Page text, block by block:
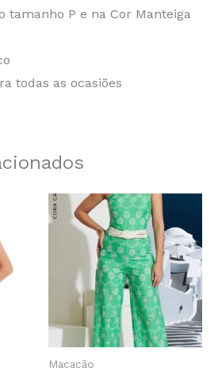
tamanho P e na Cor Manteiga
todas as ocasiões
Macacão